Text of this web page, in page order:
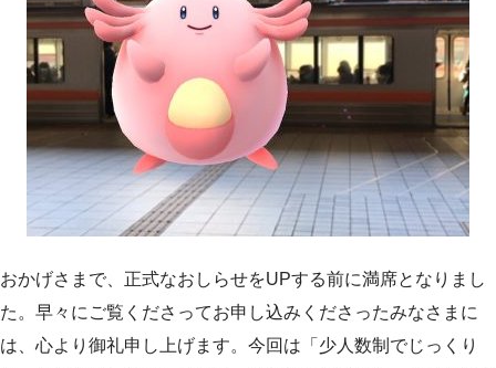
おかげさまで、正式なおしらせをUPする前に満席となりまし
た。早々にご覧くださってお申し込みくださったみなさまに
は、心より御礼申し上げます。今回は「少人数制でじっくり